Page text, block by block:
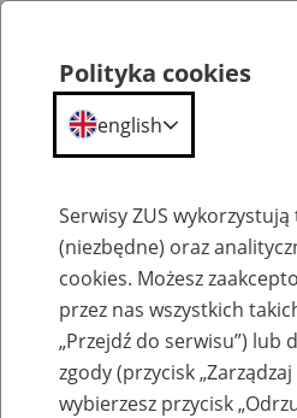
Komunikaty
Polityka cookies
english
Serwisy ZUS
(niezbędne) oraz
cookies. Możesz
przez nas wszystkich
„Przejdź do serwisu”) lub
zgody (przycisk „Zarządzaj
wybierzesz przycisk